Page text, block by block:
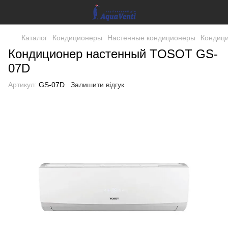
Каталог Кондиционеры Настенные кондиционеры
Кондиционер настенный TOSOT GS-
07D
Артикул: GS-07D Залишити відгук